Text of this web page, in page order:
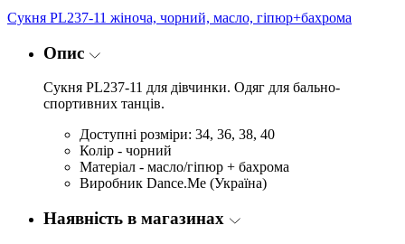
Сукня PL237-11 жіноча, чорний, масло, гіпюр+бахрома
Опис
Сукня PL237-11 для дівчинки. Одяг для бально-
спортивних танців.
Доступні розміри: 34, 36, 38, 40
Колір - чорний
Матеріал - масло/гіпюр + бахрома
Виробник Dance.Me (Україна)
Наявність в магазинах